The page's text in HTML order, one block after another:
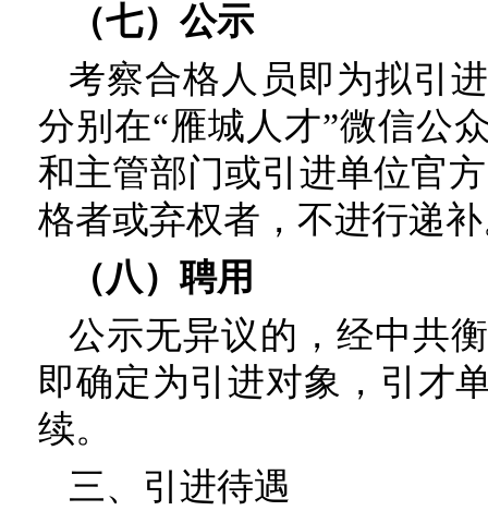
（七）公示
考察合格人员即为拟引
分别在“雁城人才”微信公
和主管部门或引进单位官
格者或弃权者，不进行递
（八）聘用
公示无异议的，经中共
即确定为引进对象，引才
续。
三、引进待遇